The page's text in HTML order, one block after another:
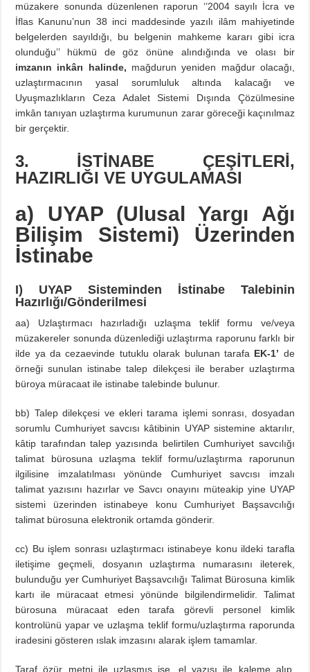
müzakere sonunda düzenlenen raporun ‘’2004 sayılı İcra ve
İflas Kanunu’nun 38 inci maddesinde yazılı ilâm mahiyetinde
belgelerden sayıldığı, bu belgenin mahkeme kararı gibi icra
olunduğu’’ hükmü de göz önüne alındığında ve olası bir
imzanın inkârı halinde, mağdurun yeniden mağdur olacağı,
uzlaştırmacının yasal sorumluluk altında kalacağı ve
Uyuşmazlıkların Ceza Adalet Sistemi Dışında Çözülmesine
imkân tanıyan uzlaştırma kurumunun zarar göreceği kaçınılmaz
bir gerçektir.
3. İSTİNABE ÇEŞİTLERİ,
HAZIRLIĞI VE UYGULAMASI
a) UYAP (Ulusal Yargı Ağı
Bilişim Sistemi) Üzerinden
İstinabe
I) UYAP Sisteminden İstinabe Talebinin
Hazırlığı/Gönderilmesi
aa) Uzlaştırmacı hazırladığı uzlaşma teklif formu ve/veya
müzakereler sonunda düzenlediği uzlaştırma raporunu farklı bir
ilde ya da cezaevinde tutuklu olarak bulunan tarafa EK-1’ de
örneği sunulan istinabe talep dilekçesi ile beraber uzlaştırma
büroya müracaat ile istinabe talebinde bulunur.
bb) Talep dilekçesi ve ekleri tarama işlemi sonrası, dosyadan
sorumlu Cumhuriyet savcısı kâtibinin UYAP sistemine aktarılır,
kâtip tarafından talep yazısında belirtilen Cumhuriyet savcılığı
talimat bürosuna uzlaşma teklif formu/uzlaştırma raporunun
ilgilisine imzalatılması yönünde Cumhuriyet savcısı imzalı
talimat yazısını hazırlar ve Savcı onayını müteakip yine UYAP
sistemi üzerinden istinabeye konu Cumhuriyet Başsavcılığı
talimat bürosuna elektronik ortamda gönderir.
cc) Bu işlem sonrası uzlaştırmacı istinabeye konu ildeki tarafla
iletişime geçmeli, dosyanın uzlaştırma numarasını ileterek,
bulunduğu yer Cumhuriyet Başsavcılığı Talimat Bürosuna kimlik
kartı ile müracaat etmesi yönünde bilgilendirmelidir. Talimat
bürosuna müracaat eden tarafa görevli personel kimlik
kontrolünü yapar ve uzlaşma teklif formu/uzlaştırma raporunda
iradesini gösteren ıslak imzasını alarak işlem tamamlar.
Tarafözür metniile uzlaşmış ise, el yazısı ile kaleme alıp,